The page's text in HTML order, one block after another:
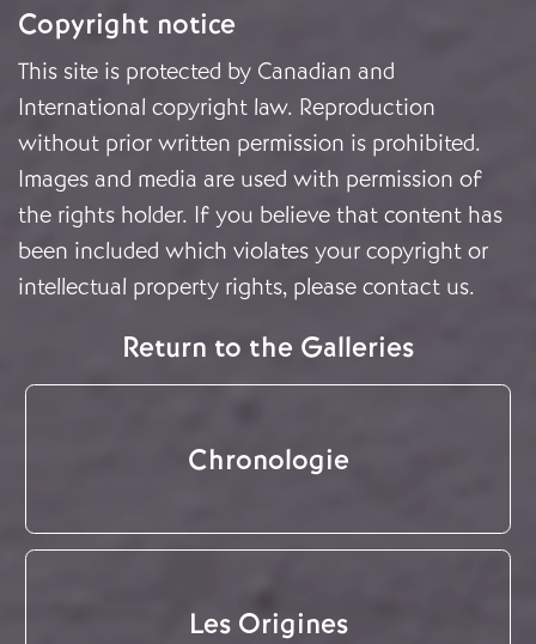
Copyright notice
This site is protected by Canadian and
International copyright law. Reproduction
without prior written permission is prohibited.
Images and media are used with permission of
the rights holder. If you believe that content has
been included which violates your copyright or
intellectual property rights, please contact us.
Return to the Galleries
Chronologie
Les Origines